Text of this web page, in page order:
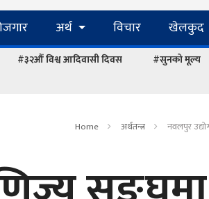
अर्थ विचार खेलकुद
#३२औं विश्व आदिवासी दिवस #सुनको मूल्य
Home अर्थतन्त्र नवलपुर